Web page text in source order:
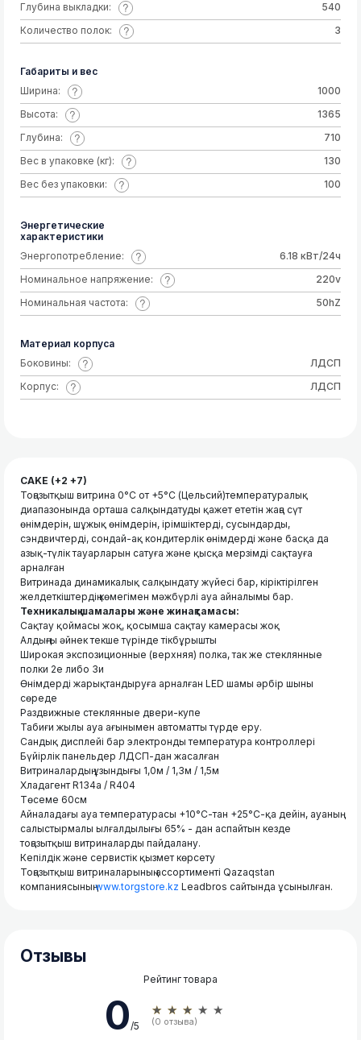
Глубина выкладки:
540
Количество полок:
3
Габариты и вес
Ширина:
1000
Высота:
1365
Глубина:
710
Вес в упаковке (кг):
130
Вес без упаковки:
100
Энергетические
характеристики
Энергопотребление:
6.18 кВт/24ч
Номинальное напряжение:
220v
Номинальная частота:
50hZ
Материал корпуса
Боковины:
ЛДСП
Корпус:
ЛДСП
CAKE (+2 +7)
Тоңазытқыш витрина 0°C от +5°C (Цельсий)температуралық
диапазонында орташа салқындатуды қажет ететін жаңа сүт
өнімдерін, шұжық өнімдерін, ірімшіктерді, сусындарды,
сэндвичтерді, сондай-ақ кондитерлік өнімдерді және басқа да
азық-түлік тауарларын сатуға және қысқа мерзімді сақтауға
арналған
Витринада динамикалық салқындату жүйесі бар, кіріктірілген
желдеткіштердің көмегімен мәжбүрлі ауа айналымы бар.
Техникалық шамалары және жинақтамасы:
Сақтау қоймасы жоқ, қосымша сақтау камерасы жоқ
Алдыңғы әйнек текше түрінде тікбұрышты
Широкая экспозиционные (верхняя) полка, так же стеклянные
полки 2е либо 3и
Өнімдерді жарықтандыруға арналған LED шамы әрбір шыны
сөреде
Раздвижные стеклянные двери-купе
Табиғи жылы ауа ағынымен автоматты түрде еру.
Сандық дисплейі бар электронды температура контроллері
Бүйірлік панельдер ЛДСП-дан жасалған
Витриналардың ұзындығы 1,0м / 1,3м / 1,5м
Хладагент R134a / R404
Төсеме 60см
Айналадағы ауа температурасы +10°С-тан +25°С-қа дейін, ауаның
салыстырмалы ылғалдылығы 65% - дан аспайтын кезде
тоңазытқыш витриналарды пайдалану.
Кепілдік және сервистік қызмет көрсету
Тоңазытқыш витриналарының ассортименті Qazaqstan
компаниясыныңwww.torgstore.kz Leadbros сайтында ұсынылған.
Отзывы
Рейтинг товара
0/5
★★★★★
(0 отзыва)